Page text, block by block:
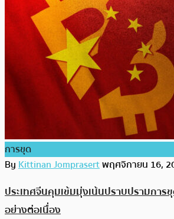
การขุด
ByKittinan Jomprasertพฤศจิกายน 16,
ประเทศจีนคุมเข้มมุ่งเน้นปราบปรามการ
อย่างต่อเนื่อง